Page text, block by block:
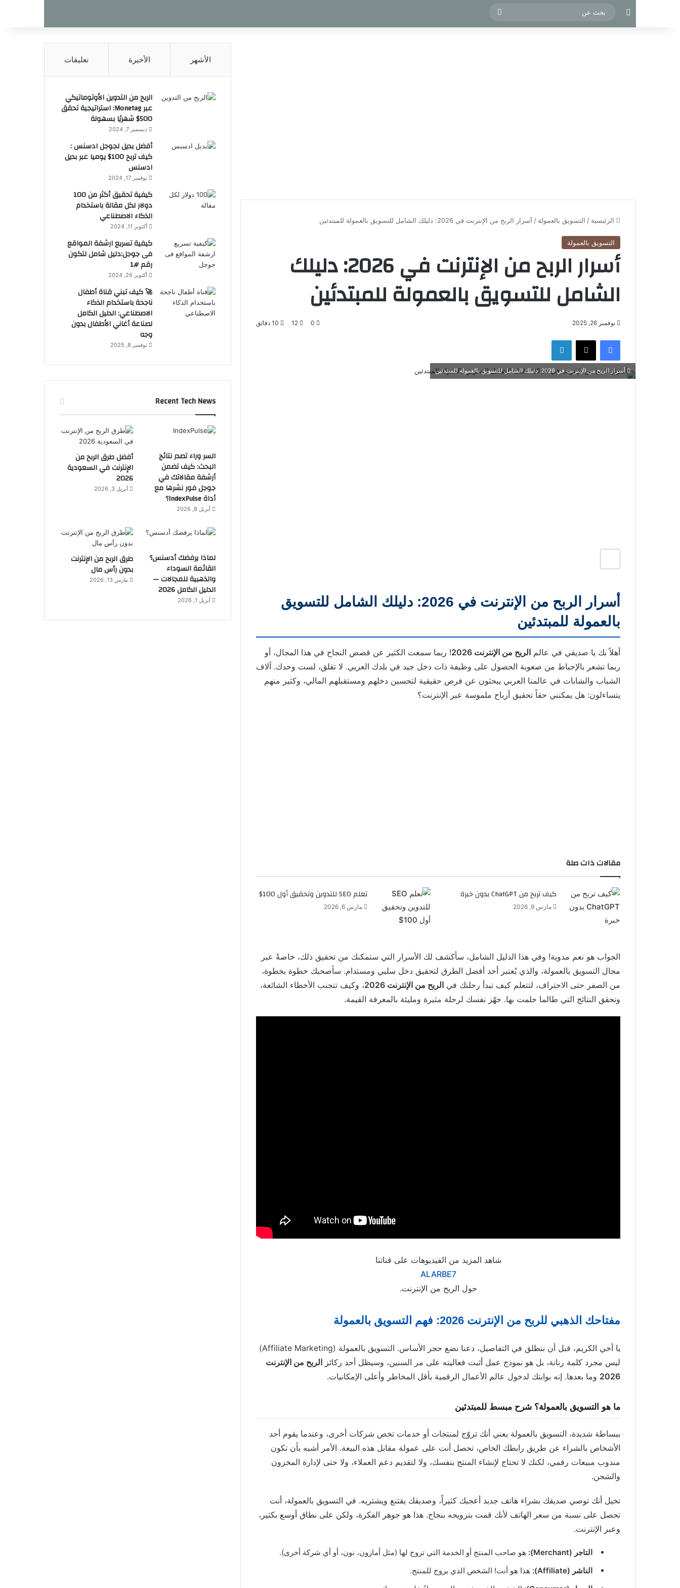
مقال عشوائي
عن
الرئيسية / التسويق بالعمولة / أسرار الربح من الإنترنت في 2026: دليلك الشامل للتسويق بالعمولة للمبتدئين
التسويق بالعمولة
أسرار الربح من الإنترنت في 2026: دليلك
الشامل للتسويق بالعمولة للمبتدئين
نوفمبر 26, 2025 0
12
فيسبوك
أسرار الربح من الإنترنت في 2026: دليلك الشامل للتسويق بالعمولة للمبتدئين
أسرار الربح من الإنترنت في 2026: دليلك الشامل للتسويق
بالعمولة للمبتدئين
أهلاً بك يا صديقي في عالم الربح من الإنترنت 2026
! ربما سمعت الكثير عن قصص النجاح في هذا المجال، أو
ربما تشعر بالإحباط من صعوبة الحصول على وظيفة ذات دخل جيد في بلدك العربي. لا تقلق، لست وحدك. آلاف
الشباب والشابات في عالمنا العربي يبحثون عن فرص حقيقية لتحسين دخلهم ومستقبلهم المالي، وكثير منهم
يتساءلون: هل يمكنني حقاً تحقيق أرباح ملموسة عبر الإنترنت؟
مقالات ذات صلة
كيف تربح من ChatGPT بدون خبرة
مارس 9, 2026
تعلم SEO للتدوين وتحقيق أول 100$
مارس 6, 2026
الجواب هو نعم مدوية! وفي هذا الدليل الشامل، سأكشف لك الأسرار التي ستمكنك من تحقيق ذلك، خاصةً عبر
مجال التسويق بالعمولة، والذي يُعتبر أحد أفضل الطرق لتحقيق دخل سلبي ومستدام. سأصحبك خطوة بخطوة،
من الصفر حتى الاحتراف، لتتعلم كيف تبدأ رحلتك في الربح من الإنترنت 2026
، وكيف تتجنب الأخطاء الشائعة،
وتحقق النتائج التي طالما حلمت بها. جهّز نفسك لرحلة مثيرة ومليئة بالمعرفة القيمة.
شاهد المزيد من الفيديوهات على قناتنا
ALARBE7
حول الربح من الإنترنت.
مفتاحك الذهبي للربح من الإنترنت 2026: فهم التسويق بالعمولة
يا أخي الكريم، قبل أن ننطلق في التفاصيل، دعنا نضع حجر الأساس. التسويق بالعمولة (Affiliate Marketing)
ليس مجرد كلمة رنانة، بل هو نموذج عمل أثبت فعاليته على مر السنين، وسيظل أحد ركائز الربح من الإنترنت
2026 وما بعدها. إنه بوابتك لدخول عالم الأعمال الرقمية بأقل المخاطر وأعلى الإمكانيات.
ما هو التسويق بالعمولة؟ شرح مبسط للمبتدئين
ببساطة شديدة، التسويق بالعمولة يعني أنك تروّج لمنتجات أو خدمات تخص شركات أخرى، وعندما يقوم أحد
الأشخاص بالشراء عن طريق رابطك الخاص، تحصل أنت على عمولة مقابل هذه البيعة. الأمر أشبه بأن تكون
مندوب مبيعات رقمي، لكنك لا تحتاج لإنشاء المنتج بنفسك، ولا لتقديم دعم العملاء، ولا حتى لإدارة المخزون
والشحن.
تخيل أنك توصي صديقك بشراء هاتف جديد أعجبك كثيراً، وصديقك يقتنع ويشتريه. في التسويق بالعمولة، أنت
تحصل على نسبة من سعر الهاتف لأنك قمت بترويجه بنجاح. هذا هو جوهر الفكرة، ولكن على نطاق أوسع بكثير،
وعبر الإنترنت.
التاجر (Merchant):
هو صاحب المنتج أو الخدمة التي تروج لها (مثل أمازون، نون، أو أي شركة أخرى).
الناشر (Affiliate):
هذا هو أنت! الشخص الذي يروج للمنتج.
الأشهر الأخيرة تعليقات
الربح من التدوين الأوتوماتيكي
عبر Monetag: استراتيجية تحقق
500$ شهريًا بسهولة
ديسمبر 7, 2024
أفضل بديل لجوجل ادسنس :
كيف تربح 100$ يوميا عبر بديل
ادسنس
نوفمبر 17, 2024
كيفية تحقيق أكثر من 100
دولار لكل مقالة باستخدام
الذكاء الاصطناعي
أكتوبر 11, 2024
كيفية تسريع ارشفة المواقع
فى جوجل:دليل شامل لتكون
رقم #1
أكتوبر 26, 2024
🚀 كيف تبني قناة أطفال
ناجحة باستخدام الذكاء
الاصطناعي: الدليل الكامل
لصناعة أغاني الأطفال بدون
وجه
نوفمبر 8, 2025
Recent Tech News
السر وراء تصدر نتائج
البحث: كيف تضمن
أرشفة مقالاتك في
جوجل فور نشرها مع
أداة IndexPulse؟
أبريل 8, 2026
أفضل طرق الربح من
الإنترنت في السعودية
2026
أبريل 3, 2026
لماذا يرفضك أدسنس؟
القائمة السوداء
والذهبية للمجالات —
الدليل الكامل 2026
أبريل 1, 2026
طرق الربح من الإنترنت
بدون رأس مال
مارس 13, 2026